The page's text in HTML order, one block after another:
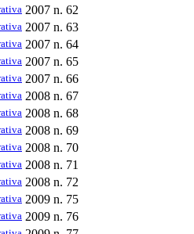
2007 n. 62
2007 n. 63
2007 n. 64
2007 n. 65
2007 n. 66
2008 n. 67
2008 n. 68
2008 n. 69
2008 n. 70
2008 n. 71
2008 n. 72
2009 n. 75
2009 n. 76